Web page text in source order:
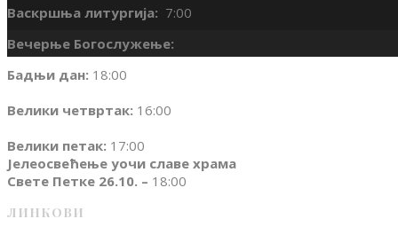
Васкршња литургија: 7:00
Вечерње Богослужење:
Бадњи дан: 18:00
Велики четвртак: 16:00
Велики петак: 17:00
Јелеосвећење уочи славе храма
Свете Петке 26.10. – 18:00
ЛИНКОВИ